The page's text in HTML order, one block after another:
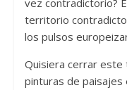
vez contradictorio?
territorio
los pulsos
Quisiera cerrar este
pinturas de paisajes